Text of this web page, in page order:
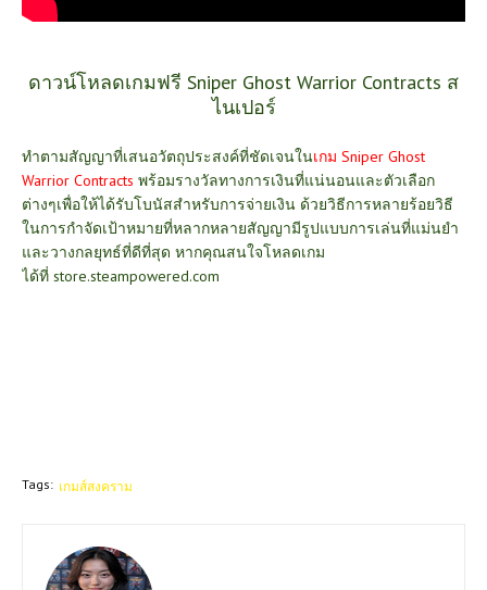
ดาวน์โหลดเกมฟรี Sniper Ghost Warrior Contracts ส
ไนเปอร์
ทำตามสัญญาที่เสนอวัตถุประสงค์ที่ชัดเจนในเกม Sniper Ghost
Warrior Contracts พร้อมรางวัลทางการเงินที่แน่นอนและตัวเลือก
ต่างๆเพื่อให้ได้รับโบนัสสำหรับการจ่ายเงิน ด้วยวิธีการหลายร้อยวิธี
ในการกำจัดเป้าหมายที่หลากหลายสัญญามีรูปแบบการเล่นที่แม่นยำ
และวางกลยุทธ์ที่ดีที่สุด หากคุณสนใจโหลดเกม
ได้ที่ store.steampowered.com
Tags: เกมส์สงคราม